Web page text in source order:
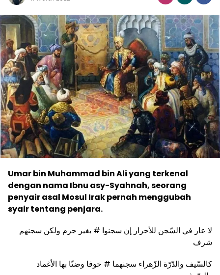
Umar bin Muhammad bin Ali yang terkenal
dengan nama Ibnu asy-Syahnah, seorang
penyair asal Mosul Irak pernah menggubah
syair tentang penjara.
لا عار في السّجن للأحرار إن سجنوا # بغير جرم ولكن سجنهم
شرف
كالسّيف والدّرّة الزّهراء سجنهما # خوفا وضنّا بها الأغماد